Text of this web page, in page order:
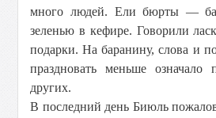
много людей. Ели бюрты —
зеленью в кефире. Говорили
подарки. На баранину, слова и
праздновать меньше означало
других.
В последний день Биюль